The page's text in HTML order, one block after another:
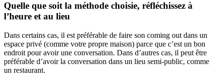
Quelle que soit la méthode choisie, réfléchissez à
l’heure et au lieu
Dans certains cas, il est préférable de faire son coming out dans un
espace privé (comme votre propre maison) parce que c’est un bon
endroit pour avoir une conversation. Dans d’autres cas, il peut être
préférable d’avoir la conversation dans un lieu semi-public, comme
un restaurant.